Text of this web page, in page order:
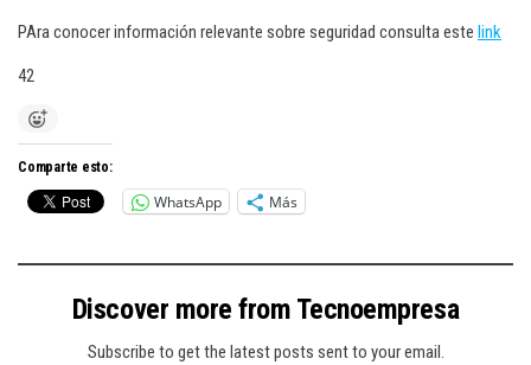
PAra conocer información relevante sobre seguridad consulta este link
42
Comparte esto:
WhatsApp Más
Discover more from Tecnoempresa
Subscribe to get the latest posts sent to your email.